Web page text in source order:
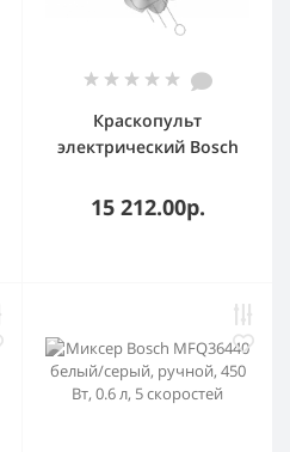
Краскопульт
электрический Bosch
бак:1000мл 300мл/мин
15 212.00р.